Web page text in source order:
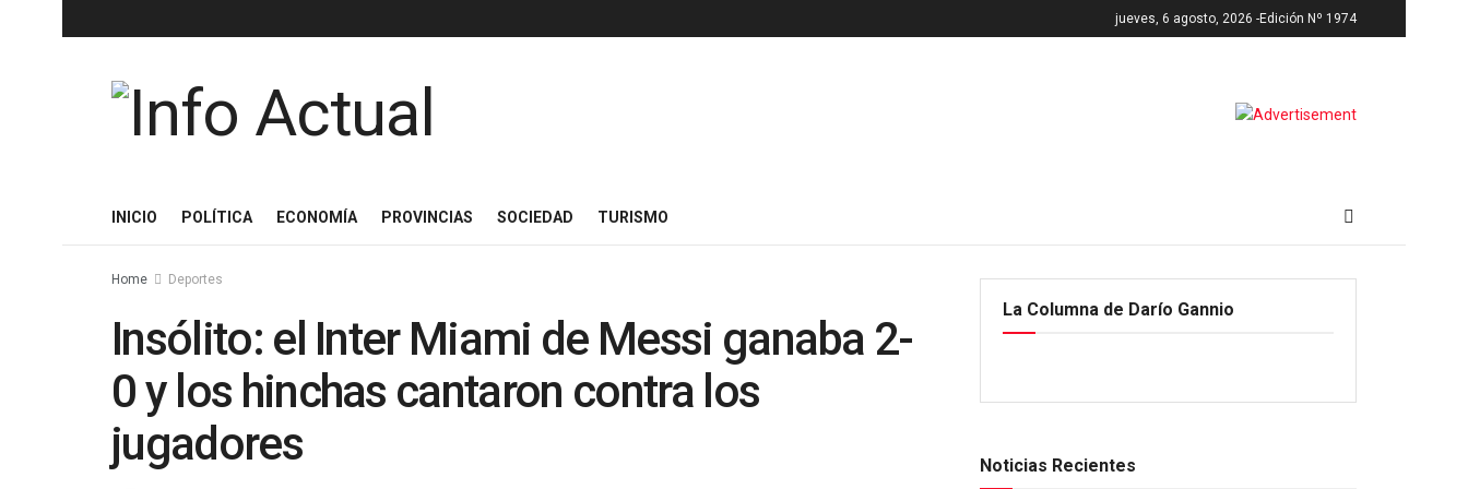
jueves, 6 agosto, 2026 -Edición Nº 1974
INICIO POLÍTICA ECONOMÍA PROVINCIAS SOCIEDAD TURISMO
Home Deportes
Insólito: el Inter Miami de Messi ganaba 2-
0 y los hinchas cantaron contra los
jugadores
La Columna de Darío Gannio
Noticias Recientes